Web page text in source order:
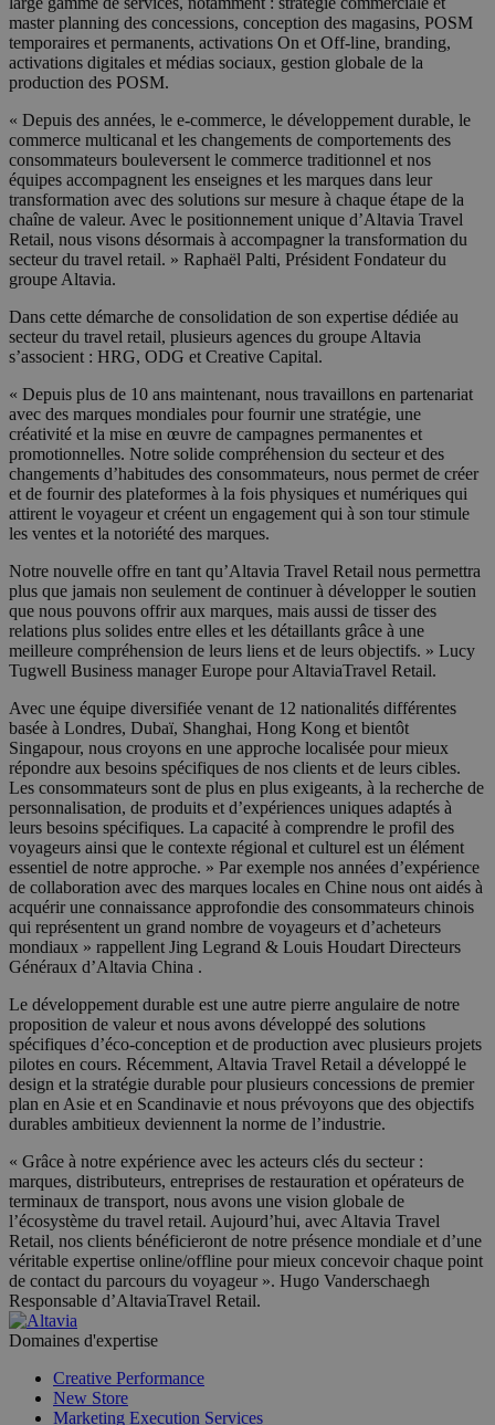
master planning des concessions, conception des magasins, POSM
temporaires et permanents, activations On et Off-line, branding,
activations digitales et médias sociaux, gestion globale de la
production des POSM.
« Depuis des années, le e-commerce, le développement durable, le
commerce multicanal et les changements de comportements des
consommateurs bouleversent le commerce traditionnel et nos
équipes accompagnent les enseignes et les marques dans leur
transformation avec des solutions sur mesure à chaque étape de la
chaîne de valeur. Avec le positionnement unique d’Altavia Travel
Retail, nous visons désormais à accompagner la transformation du
secteur du travel retail. » Raphaël Palti, Président Fondateur du
groupe Altavia.
Dans cette démarche de consolidation de son expertise dédiée au
secteur du travel retail, plusieurs agences du groupe Altavia
s’associent : HRG, ODG et Creative Capital.
« Depuis plus de 10 ans maintenant, nous travaillons en partenariat
avec des marques mondiales pour fournir une stratégie, une
créativité et la mise en œuvre de campagnes permanentes et
promotionnelles. Notre solide compréhension du secteur et des
changements d’habitudes des consommateurs, nous permet de créer
et de fournir des plateformes à la fois physiques et numériques qui
attirent le voyageur et créent un engagement qui à son tour stimule
les ventes et la notoriété des marques.
Notre nouvelle offre en tant qu’Altavia Travel Retail nous permettra
plus que jamais non seulement de continuer à développer le soutien
que nous pouvons offrir aux marques, mais aussi de tisser des
relations plus solides entre elles et les détaillants grâce à une
meilleure compréhension de leurs liens et de leurs objectifs. » Lucy
Tugwell Business manager Europe pour AltaviaTravel Retail.
Avec une équipe diversifiée venant de 12 nationalités différentes
basée à Londres, Dubaï, Shanghai, Hong Kong et bientôt
Singapour, nous croyons en une approche localisée pour mieux
répondre aux besoins spécifiques de nos clients et de leurs cibles.
Les consommateurs sont de plus en plus exigeants, à la recherche de
personnalisation, de produits et d’expériences uniques adaptés à
leurs besoins spécifiques. La capacité à comprendre le profil des
voyageurs ainsi que le contexte régional et culturel est un élément
essentiel de notre approche. » Par exemple nos années d’expérience
de collaboration avec des marques locales en Chine nous ont aidés à
acquérir une connaissance approfondie des consommateurs chinois
qui représentent un grand nombre de voyageurs et d’acheteurs
mondiaux » rappellent Jing Legrand & Louis Houdart Directeurs
Généraux d’Altavia China .
Le développement durable est une autre pierre angulaire de notre
proposition de valeur et nous avons développé des solutions
spécifiques d’éco-conception et de production avec plusieurs projets
pilotes en cours. Récemment, Altavia Travel Retail a développé le
design et la stratégie durable pour plusieurs concessions de premier
plan en Asie et en Scandinavie et nous prévoyons que des objectifs
durables ambitieux deviennent la norme de l’industrie.
« Grâce à notre expérience avec les acteurs clés du secteur :
marques, distributeurs, entreprises de restauration et opérateurs de
terminaux de transport, nous avons une vision globale de
l’écosystème du travel retail. Aujourd’hui, avec Altavia Travel
Retail, nos clients bénéficieront de notre présence mondiale et d’une
véritable expertise online/offline pour mieux concevoir chaque point
de contact du parcours du voyageur ». Hugo Vanderschaegh
Responsable d’AltaviaTravel Retail.
Domaines d'expertise
Creative Performance
New Store
Marketing Execution Services